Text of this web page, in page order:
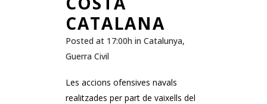
CATALANA
Posted at 17:00h in Catalunya,
Guerra Civil
Les accions ofensives navals
realitzades per part de vaixells del